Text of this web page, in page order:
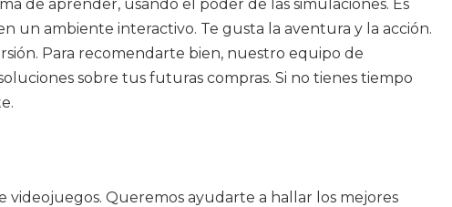
de aprender, usando el poder de las simulaciones. Es
un ambiente interactivo. Te gusta la aventura y la acción.
Para recomendarte bien, nuestro equipo de
sobre tus futuras compras. Si no tienes tiempo
videojuegos. Queremos ayudarte a hallar los mejores